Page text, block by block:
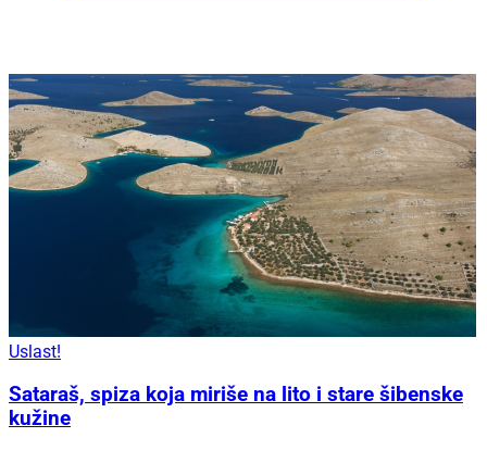
Uslast!
Sataraš, spiza koja miriše na lito i stare šibenske
kužine